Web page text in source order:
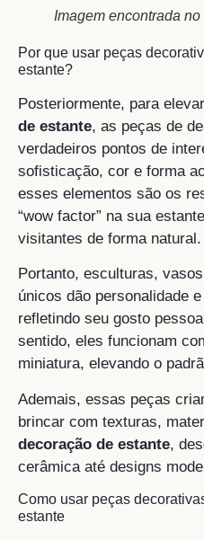
Imagem encontrada
Por que usar peças
estante?
Posteriormente, para
de estante, as peças de
verdadeiros pontos de
sofisticação, cor e forma
esses elementos são os
“wow factor” na sua
visitantes de forma natural.
Portanto, esculturas,
únicos dão personalidade
refletindo seu gosto
sentido, eles funcionam
miniatura, elevando o
Ademais, essas peças
brincar com texturas,
decoração de estante,
cerâmica até designs
Como usar peças
estante